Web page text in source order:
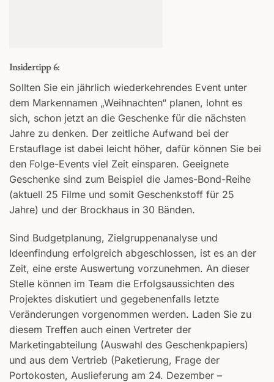
Insidertipp 6:
Sollten Sie ein jährlich wiederkehrendes Event unter
dem Markennamen „Weihnachten“ planen, lohnt es
sich, schon jetzt an die Geschenke für die nächsten
Jahre zu denken. Der zeitliche Aufwand bei der
Erstauflage ist dabei leicht höher, dafür können Sie bei
den Folge-Events viel Zeit einsparen. Geeignete
Geschenke sind zum Beispiel die James-Bond-Reihe
(aktuell 25 Filme und somit Geschenkstoff für 25
Jahre) und der Brockhaus in 30 Bänden.
Sind Budgetplanung, Zielgruppenanalyse und
Ideenfindung erfolgreich abgeschlossen, ist es an der
Zeit, eine erste Auswertung vorzunehmen. An dieser
Stelle können im Team die Erfolgsaussichten des
Projektes diskutiert und gegebenenfalls letzte
Veränderungen vorgenommen werden. Laden Sie zu
diesem Treffen auch einen Vertreter der
Marketingabteilung (Auswahl des Geschenkpapiers)
und aus dem Vertrieb (Paketierung, Frage der
Portokosten, Auslieferung am 24. Dezember –